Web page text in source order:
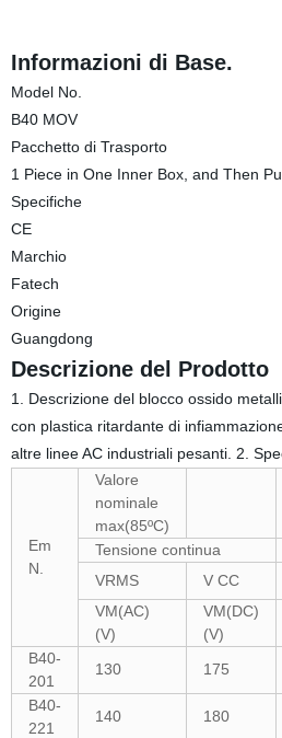
Informazioni di Base.
Model No.
B40 MOV
Pacchetto di Trasporto
1 Piece in One Inner Box, and Then
Specifiche
CE
Marchio
Fatech
Origine
Guangdong
Descrizione del Prodotto
1. Descrizione del blocco ossido
con plastica ritardante di
altre linee AC industriali pesanti. 2.
Em
N.
Valore
nominale
max(85ºC)
Tensione continua
VRMS V CC
VM(AC)
(V)
VM(DC)
(V)
B40-
201
130 175
B40-
221
140 180